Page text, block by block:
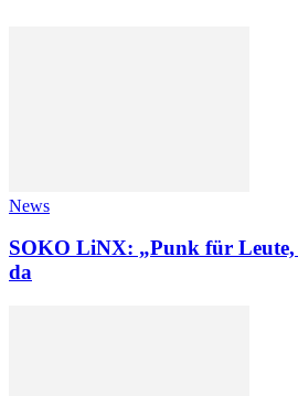
News
SOKO LiNX: „Punk für Leute,
da